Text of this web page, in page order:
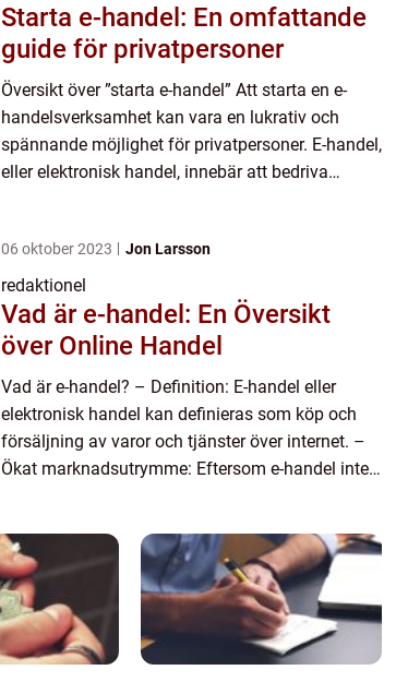
Starta e-handel: En omfattande
guide för privatpersoner
Översikt över ”starta e-handel” Att starta en e-
handelsverksamhet kan vara en lukrativ och
spännande möjlighet för privatpersoner. E-handel,
eller elektronisk handel, innebär att bedriva
06 oktober 2023 Jon Larsson
redaktionel
Vad är e-handel: En Översikt
över Online Handel
Vad är e-handel? – Definition: E-handel eller
elektronisk handel kan definieras som köp och
försäljning av varor och tjänster över internet. –
Ökat marknadsutrymme: Eftersom e-handel inte